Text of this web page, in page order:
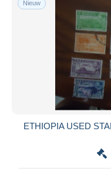
Nieuw
ETHIOPIA USED